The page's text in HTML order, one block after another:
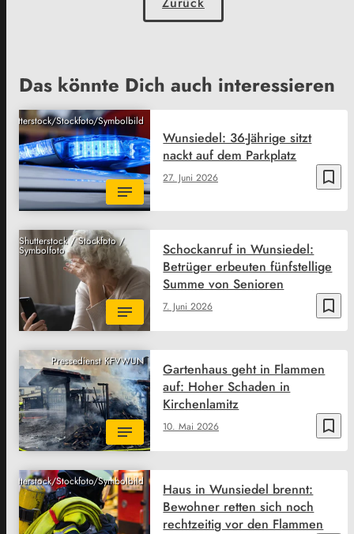
Das könnte Dich auch interessieren
Shutterstock/Stockfoto/Symbolbild
bookmark_border
27. Juni 2026
Wunsiedel: 36-Jährige sitzt
nackt auf dem Parkplatz
Shutterstock / Stockfoto /
Symbolfoto
bookmark_border
7. Juni 2026
Schockanruf in Wunsiedel:
Betrüger erbeuten fünfstellige
Summe von Senioren
Pressedienst KFVWUN
bookmark_border
10. Mai 2026
Gartenhaus geht in Flammen
auf: Hoher Schaden in
Kirchenlamitz
Shutterstock/Stockfoto/Symbolbild
Haus in Wunsiedel brennt:
Bewohner retten sich noch
rechtzeitig vor den Flammen